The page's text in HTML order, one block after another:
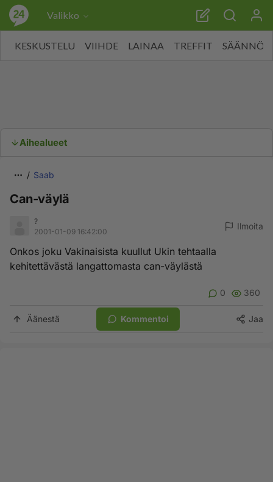
Valikko
KESKUSTELU VIIHDE LAINAA TREFFIT SÄÄNNÖT
Aihealueet
Saab
Can-väylä
?
2001-01-09 16:42:00
Ilmoita
Onkos joku Vakinaisista kuullut Ukin tehtaalla
kehitettävästä langattomasta can-väylästä
0 360
Äänestä Kommentoi Jaa